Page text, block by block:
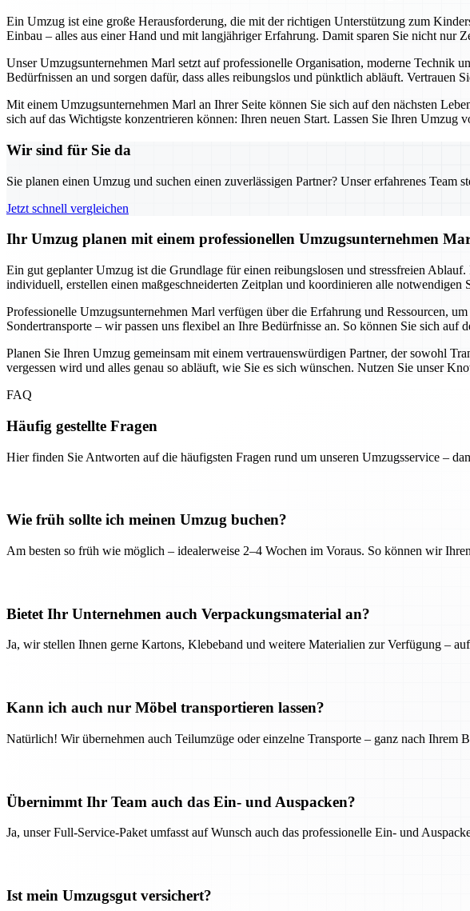
Ein Umzug ist eine große Herausforderung, die mit der richtigen Unterstützung zum
Einbau – alles aus einer Hand und mit langjähriger Erfahrung. Damit sparen Sie nicht nur
Unser Umzugsunternehmen Marl setzt auf professionelle Organisation, moderne Technik
Bedürfnissen an und sorgen dafür, dass alles reibungslos und pünktlich abläuft. Vertrauen
Mit einem Umzugsunternehmen Marl an Ihrer Seite können Sie sich auf den nächsten
sich auf das Wichtigste konzentrieren können: Ihren neuen Start. Lassen Sie Ihren
Wir sind für Sie da
Sie planen einen Umzug und suchen einen zuverlässigen Partner? Unser erfahrenes
Jetzt schnell vergleichen
Ihr Umzug planen mit einem professionellen Umzugsunternehmen
Ein gut geplanter Umzug ist die Grundlage für einen reibungslosen und stressfreien
individuell, erstellen einen maßgeschneiderten Zeitplan und koordinieren alle notwendigen
Professionelle Umzugsunternehmen Marl verfügen über die Erfahrung und Ressourcen,
Sondertransporte – wir passen uns flexibel an Ihre Bedürfnisse an. So können Sie sich
Planen Sie Ihren Umzug gemeinsam mit einem vertrauenswürdigen Partner, der sowohl
vergessen wird und alles genau so abläuft, wie Sie es sich wünschen. Nutzen Sie unser
FAQ
Häufig gestellte Fragen
Hier finden Sie Antworten auf die häufigsten Fragen rund um unseren Umzugsservice –
Wie früh sollte ich meinen Umzug buchen?
Am besten so früh wie möglich – idealerweise 2–4 Wochen im Voraus. So können wir
Bietet Ihr Unternehmen auch Verpackungsmaterial an?
Ja, wir stellen Ihnen gerne Kartons, Klebeband und weitere Materialien zur Verfügung –
Kann ich auch nur Möbel transportieren lassen?
Natürlich! Wir übernehmen auch Teilumzüge oder einzelne Transporte – ganz nach Ihrem
Übernimmt Ihr Team auch das Ein- und Auspacken?
Ja, unser Full-Service-Paket umfasst auf Wunsch auch das professionelle Ein- und
Ist mein Umzugsgut versichert?